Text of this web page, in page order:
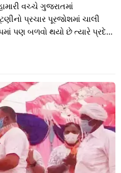
વચ્ચે ગુજરાતમાં
પ્રચાર પૂરજોશમાં ચાલી
પણ બળવો થયો છે ત્યારે પ્રદેશ